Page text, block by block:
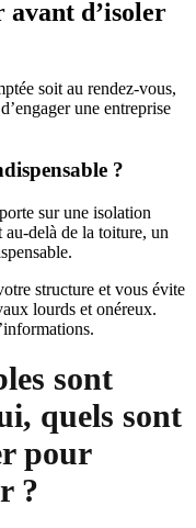
avant d’isoler
soit au rendez-vous,
une entreprise
?
sur une isolation
au-delà de la toiture, un
structure et vous évite
lourds et onéreux.
sont
quels sont
pour
?